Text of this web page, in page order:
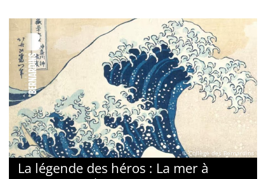
© Collège des Bernardins
La légende des héros : La mer à